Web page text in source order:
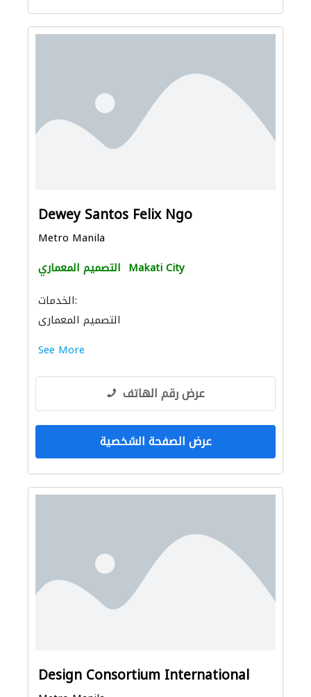
Dewey Santos Felix Ngo
Metro Manila
التصميم المعماري Makati City
الخدمات:
التصميم المعماري
See More
عرض رقم الهاتف
عرض الصفحة الشخصية
Design Consortium International